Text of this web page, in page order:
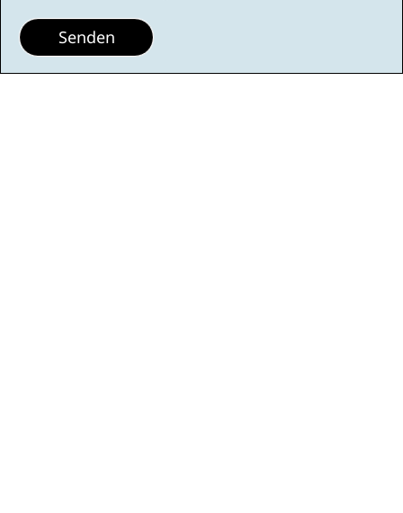
Senden